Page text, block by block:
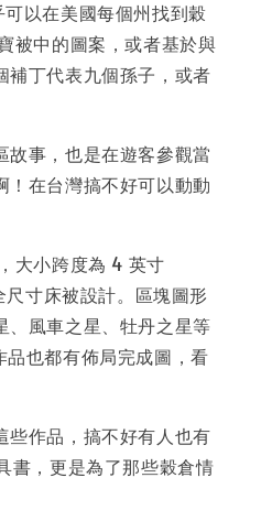
以在美國每個州找到穀
被中的圖案，或者基於與
補丁代表九個孫子，或者
故事，也是在遊客參觀當
！在台灣搞不好可以動動
大小跨度為 4 英寸
寸床被設計。區塊圖形
、風車之星、牡丹之星等
也都有佈局完成圖，看
些作品，搞不好有人也有
書，更是為了那些穀倉情